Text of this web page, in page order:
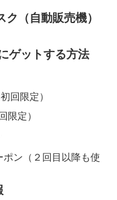
ク（自動販売機）
ゲットする方法
回限定）
限定）
ン（２回目以降も使